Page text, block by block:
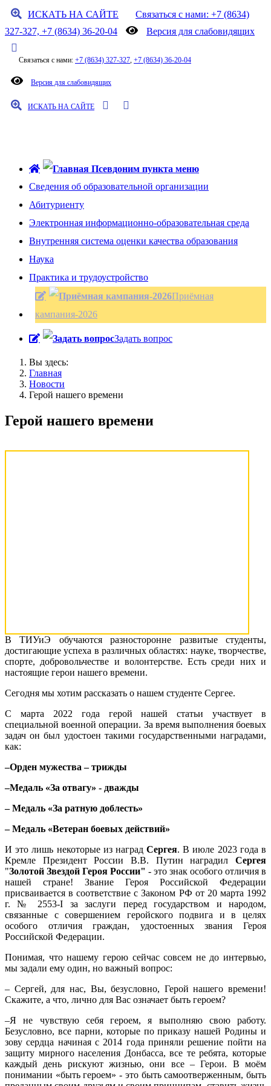
ИСКАТЬ НА САЙТЕ
Связаться с нами: +7 (8634)
327-327, +7 (8634) 36-20-04
Версия для слабовидящих
Связаться с нами: +7 (8634) 327-327, +7 (8634) 36-20-04
Версия для слабовидящих
ИСКАТЬ НА САЙТЕ
Сведения об образовательной организации
Абитуриенту
Электронная информационно-образовательная среда
Внутренняя система оценки качества образования
Наука
Практика и трудоустройство
Приёмная
кампания-2026
Задать вопрос
Вы здесь:
Главная
Новости
Герой нашего времени
Герой нашего времени
В ТИУиЭ обучаются разносторонне развитые студенты,
достигающие успеха в различных областях: науке, творчестве,
спорте, добровольчестве и волонтерстве. Есть среди них и
настоящие герои нашего времени.
Сегодня мы хотим рассказать о нашем студенте Сергее.
С марта 2022 года герой нашей статьи участвует в
специальной военной операции. За время выполнения боевых
задач он был удостоен такими государственными наградами,
как:
–Орден мужества – трижды
–Медаль «За отвагу» - дважды
– Медаль «За ратную доблесть»
– Медаль «Ветеран боевых действий»
И это лишь некоторые из наградСергея. В июле 2023 года в
Кремле Президент России В.В. Путин наградил Сергея
"Золотой Звездой Героя России" - это знак особого отличия в
нашей стране! Звание Героя Российской Федерации
присваивается в соответствие с Законом РФ от 20 марта 1992
г. № 2553-I за заслуги перед государством и народом,
связанные с совершением геройского подвига и в целях
особого отличия граждан, удостоенных звания Героя
Российской Федерации.
Понимая, что нашему герою сейчас совсем не до интервью,
мы задали ему один, но важный вопрос:
– Сергей, для нас, Вы, безусловно, Герой нашего времени!
Скажите, а что, лично для Вас означает быть героем?
–Я не чувствую себя героем, я выполняю свою работу.
Безусловно, все парни, которые по приказу нашей Родины и
зову сердца начиная с 2014 года приняли решение пойти на
защиту мирного населения Донбасса, все те ребята, которые
каждый день рискуют жизнью, они все – Герои. В моём
понимании «быть героем» - это быть самоотверженным, быть